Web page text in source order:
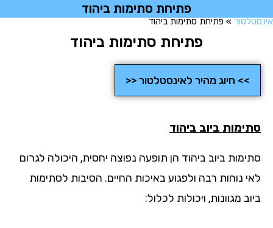
פתיחת סתימות ביהוד
»פתיחת סתימות ביהוד
פתיחת סתימות ביהוד
>> חיוג מהיר לאינסטלטור <<
ביובביהוד
ביוב ביהוד הן תופעה נפוצה יחסית, היכולה לגרום
נוחות רבה ולפגוע באיכות החיים. הסיבות לסתימות
מגוונות, ויכולות לכלול: